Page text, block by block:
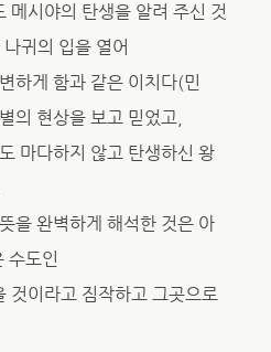
메시야의 탄생을 알려 주신 것
귀의 입을 열어
하게 함과 같은 이치다(민
의 현상을 보고 믿었고,
마다하지 않고 탄생하신 왕
을 완벽하게 해석한 것은 아
수도인
것이라고 짐작하고 그곳으로